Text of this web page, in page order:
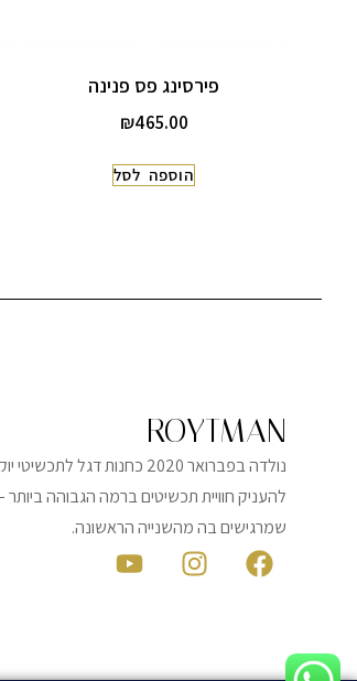
פירסינג פס פנינה
₪465.00
הוספה לסל
ROYTMAN
נולדה בפברואר 2020 כחנות דגל
להעניק חוויית תכשיטים ברמה הגבוהה ביותר
שמרגישים בה מהשנייה הראשונה.